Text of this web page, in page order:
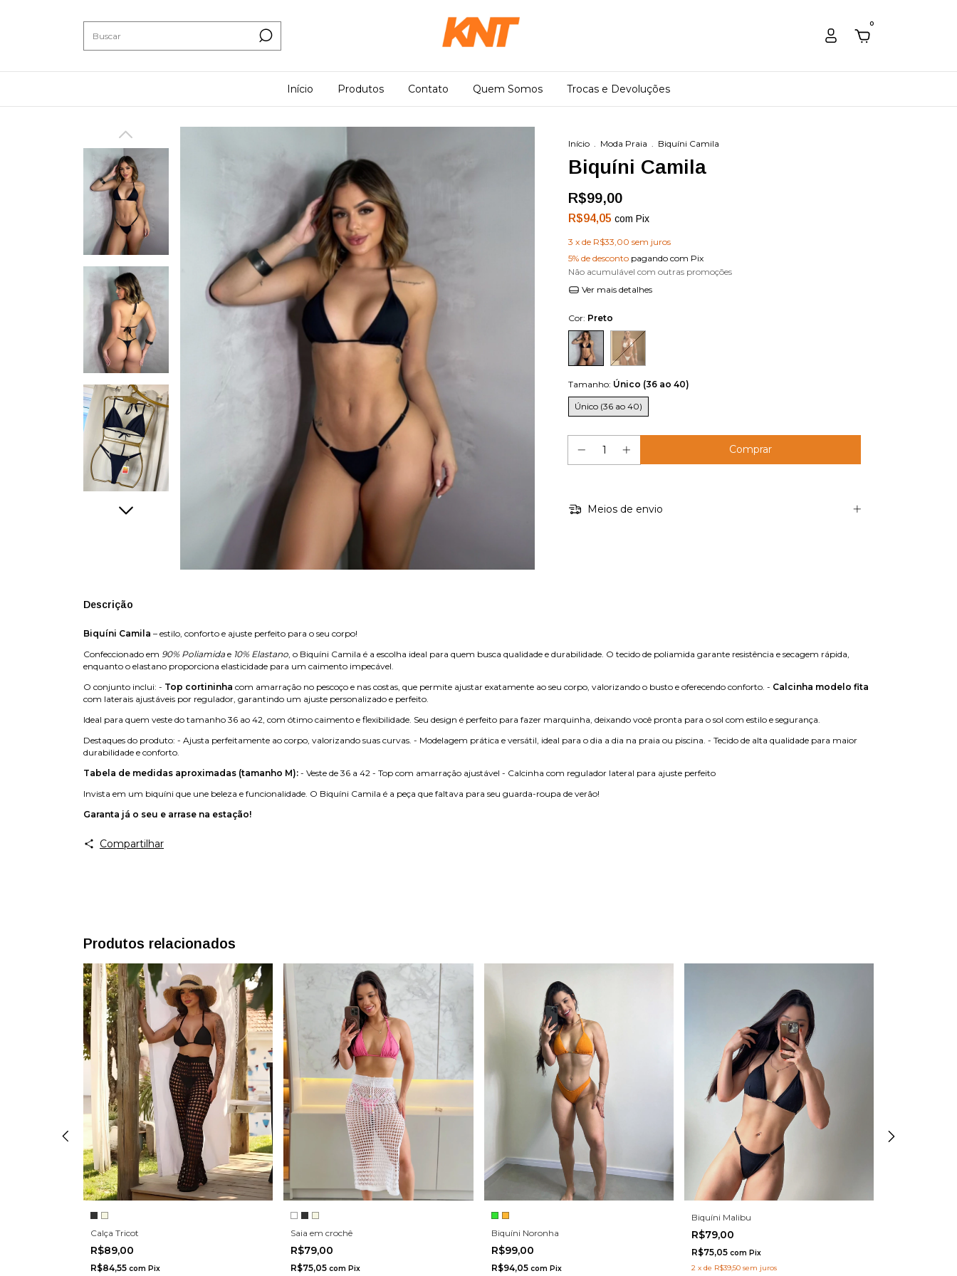
0
Início Produtos Contato Quem Somos Trocas e Devoluções
Início . Moda Praia . Biquíni Camila
Biquíni Camila
R$99,00
R$94,05 com Pix
3 x de R$33,00 sem juros
5% de desconto pagando com Pix
Não acumulável com outras promoções
Ver mais detalhes
Cor: Preto
Tamanho: Único (36 ao 40)
Único (36 ao 40)
Meios de envio
Descrição
Biquíni Camila – estilo, conforto e ajuste perfeito para o seu corpo!
Confeccionado em 90% Poliamida e 10% Elastano , o Biquíni Camila é a escolha ideal para quem busca qualidade e durabilidade. O tecido de poliamida garante resistência e secagem rápida,
enquanto o elastano proporciona elasticidade para um caimento impecável.
O conjunto inclui: - Top cortininha com amarração no pescoço e nas costas, que permite ajustar exatamente ao seu corpo, valorizando o busto e oferecendo conforto. - Calcinha modelo fita
com laterais ajustáveis por regulador, garantindo um ajuste personalizado e perfeito.
Ideal para quem veste do tamanho 36 ao 42, com ótimo caimento e flexibilidade. Seu design é perfeito para fazer marquinha, deixando você pronta para o sol com estilo e segurança.
Destaques do produto: - Ajusta perfeitamente ao corpo, valorizando suas curvas. - Modelagem prática e versátil, ideal para o dia a dia na praia ou piscina. - Tecido de alta qualidade para maior
durabilidade e conforto.
Tabela de medidas aproximadas (tamanho M): - Veste de 36 a 42 - Top com amarração ajustável - Calcinha com regulador lateral para ajuste perfeito
Invista em um biquíni que une beleza e funcionalidade. O Biquíni Camila é a peça que faltava para seu guarda-roupa de verão!
Garanta já o seu e arrase na estação!
Compartilhar
Produtos relacionados
Calça Tricot
R$89,00
R$84,55 com Pix
Saia em crochê
R$79,00
R$75,05com Pix
Biquíni Noronha
R$99,00
R$94,05 com Pix
Biquíni Malibu
R$79,00
R$75,05 com Pix
2 x de R$39,50 sem juros